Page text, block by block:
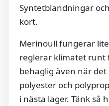
Syntetblandningar
kort.
Merinoull fungerar
reglerar klimatet runt
behaglig även när
polyester och
i nästa lager. Tänk så